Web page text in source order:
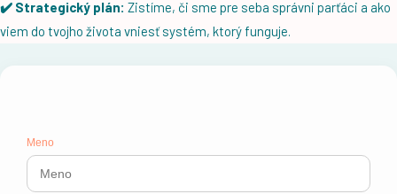
✔️ Strategický plán: Zistíme, či sme pre seba správni parťáci a ako
viem do tvojho života vniesť systém, ktorý funguje.
Meno